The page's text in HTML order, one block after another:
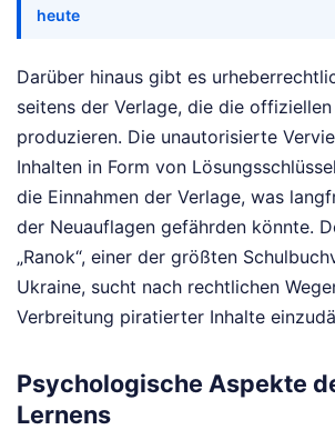
heute
Darüber hinaus gibt es
seitens der Verlage, die die
produzieren. Die unautorisierte
Inhalten in Form von
die Einnahmen der Verlage, was
der Neuauflagen gefährden könnte.
„Ranok“, einer der größten
Ukraine, sucht nach rechtlichen
Verbreitung piratierter Inhalte
Psychologische Aspekte
Lernens